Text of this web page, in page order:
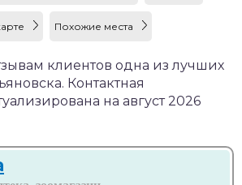
Похожие места
клиентов одна из лучших
Контактная
на август 2026